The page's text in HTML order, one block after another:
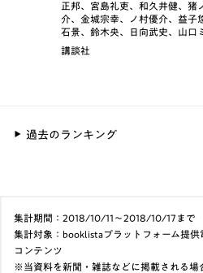
正邦、宮島礼吏、和久井健、猪
介、金城宗幸、ノ村優介、益
石景、鈴木央、日向武史、山口
講談社
過去のランキング
集計期間：2018/10/11～2018/10/17まで
集計対象：booklistaプラットフォーム提
コンテンツ
※当資料を新聞・雑誌などに掲載される場